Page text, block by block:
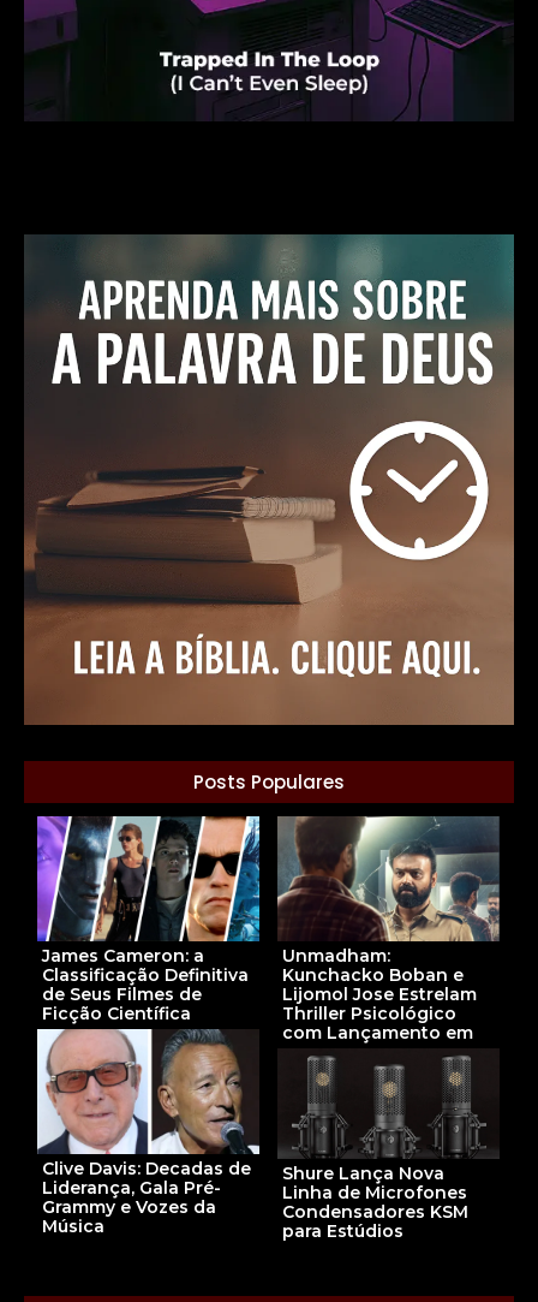
Posts Populares
James Cameron: a
Classificação Definitiva
de Seus Filmes de
Ficção Científica
Unmadham:
Kunchacko Boban e
Lijomol Jose Estrelam
Thriller Psicológico
com Lançamento em
Clive Davis: Decadas de
Liderança, Gala Pré-
Grammy e Vozes da
Música
Shure Lança Nova
Linha de Microfones
Condensadores KSM
para Estúdios